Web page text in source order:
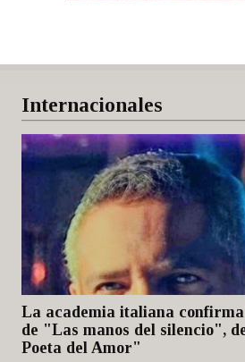
Internacionales
La academia italiana
de "Las manos del silencio",
Poeta del Amor"